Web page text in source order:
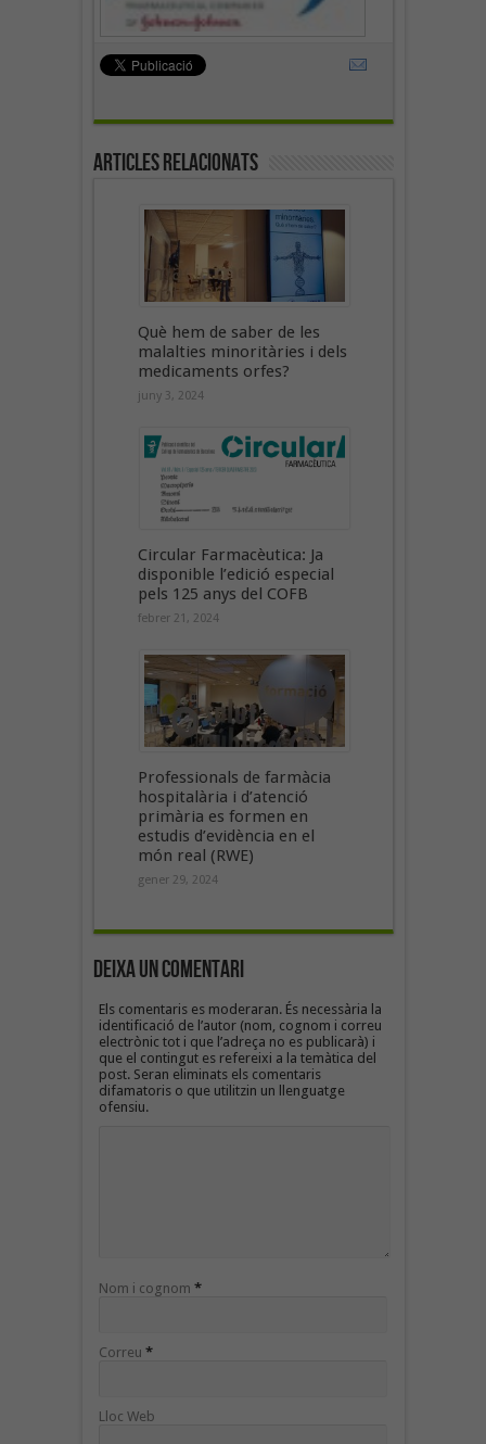
Articles Relacionats
Què hem de saber de les
malalties minoritàries i dels
medicaments orfes?
juny 3, 2024
Circular Farmacèutica: Ja
disponible l’edició especial
pels 125 anys del COFB
febrer 21, 2024
Professionals de farmàcia
hospitalària i d’atenció
primària es formen en
estudis d’evidència en el
món real (RWE)
gener 29, 2024
Deixa un Comentari
Els comentaris es moderaran. És necessària la
identificació de l’autor (nom, cognom i correu
electrònic tot i que l’adreça no es publicarà) i
que el contingut es refereixi a la temàtica del
post. Seran eliminats els comentaris
difamatoris o que utilitzin un llenguatge
ofensiu.
Nom i cognom *
Correu *
Lloc Web